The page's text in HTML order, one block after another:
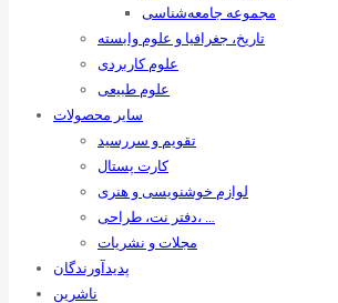
مجموعه جامعه‌شناسی
تاریخ، جغرافیا و علوم وابسته
علوم کاربردی
علوم طبیعی
سایر محصولات
تقویم و سررسید
کارت پستال
لوازم خوشنویسی و هنری
دفتر نت، طراحی، …
مجلات و نشریات
پدیدآورندگان
ناشرین